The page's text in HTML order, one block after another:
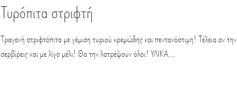
Τυρόπιτα στριφτή
Τραγανή στριφτόπιτα με γέμιση τυριού κρεμώδης και πεντανόστιμη! Τέλεια αν την
σερβίρεις και με λίγο μέλι! Θα την λατρέψουν όλοι! ΥΛΙΚΑ...